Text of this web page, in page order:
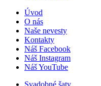
Úvod
O nás
Naše nevesty
Kontakty
Náš Facebook
Náš Instagram
Náš YouTube
Svadobné šaty